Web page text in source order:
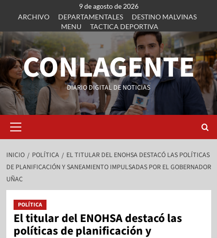
9 de agosto de 2026
ARCHIVO
DEPARTAMENTALES
DESTINO MALVINAS
MENU
TACTICA DEPORTIVA
CONLAGENTE
DIARIO DIGITAL DE NOTICIAS
INICIO POLÍTICA
EL TITULAR DEL ENOHSA DESTACÓ LAS POLÍTICAS
DE PLANIFICACIÓN Y SANEAMIENTO IMPULSADAS POR EL GOBERNADOR
UÑAC
POLÍTICA
El titular del ENOHSA destacó las
políticas de planificación y